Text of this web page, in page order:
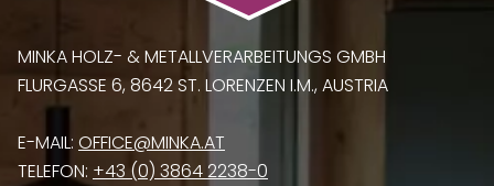
MINKA HOLZ- & METALLVERARBEITUNGS GMBH
FLURGASSE 6, 8642 ST. LORENZEN I.M., AUSTRIA
E-MAIL: OFFICE@MINKA.AT
TELEFON: +43 (0) 3864 2238-0